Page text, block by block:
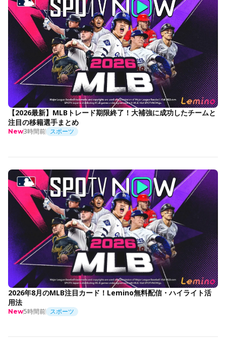
【2026最新】MLBトレード期限終了！大補強に成功したチームと
注目の移籍選手まとめ
New3時間前 スポーツ
2026年8月のMLB注目カード！Lemino無料配信・ハイライト活
用法
New5時間前 スポーツ